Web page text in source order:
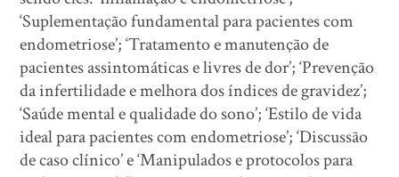
‘Suplementação fundamental para pacientes com
endometriose’; ‘Tratamento e manutenção de
pacientes assintomáticas e livres de dor’; ‘Prevenção
da infertilidade e melhora dos índices de gravidez’;
‘Saúde mental e qualidade do sono’; ‘Estilo de vida
ideal para pacientes com endometriose’; ‘Discussão
de caso clínico’ e ‘Manipulados e protocolos para